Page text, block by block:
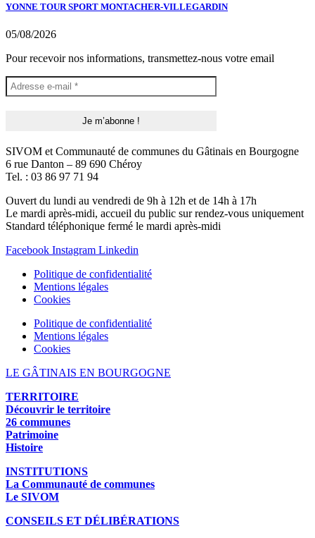
YONNE TOUR SPORT MONTACHER-VILLEGARDIN
05/08/2026
Pour recevoir nos informations, transmettez-nous votre email
SIVOM et Communauté de communes du Gâtinais en Bourgogne
6 rue Danton – 89 690 Chéroy
Tel. : 03 86 97 71 94
Ouvert du lundi au vendredi de 9h à 12h et de 14h à 17h
Le mardi après-midi, accueil du public sur rendez-vous uniquement
Standard téléphonique fermé le mardi après-midi
Facebook Instagram Linkedin
Politique de confidentialité
Mentions légales
Cookies
Politique de confidentialité
Mentions légales
Cookies
LE GÂTINAIS EN BOURGOGNE
TERRITOIRE
Découvrir le territoire
26 communes
Patrimoine
Histoire
INSTITUTIONS
La Communauté de communes
Le SIVOM
CONSEILS ET DÉLIBÉRATIONS